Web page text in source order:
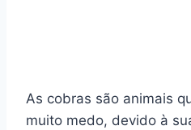
As cobras são animais
muito medo, devido à